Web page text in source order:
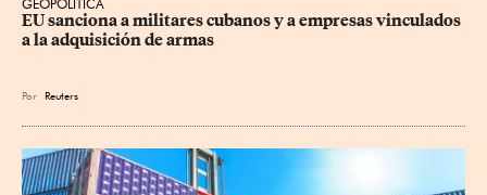
GEOPOLÍTICA
EU sanciona a militares cubanos y a empresas vinculados
a la adquisición de armas
Por Reuters